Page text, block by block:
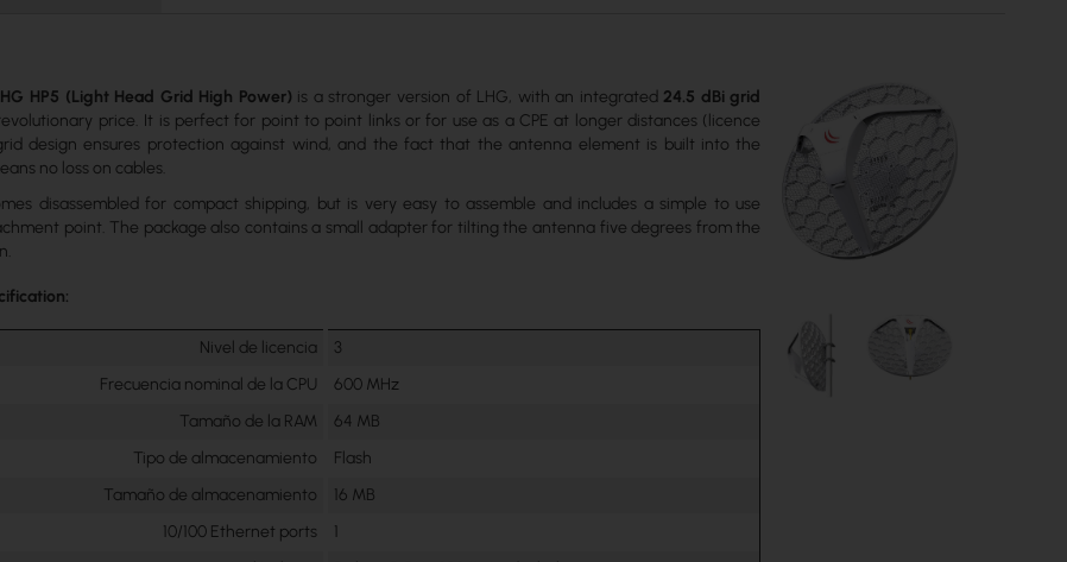
HP5 (Light Head Grid High Power) is a stronger version of LHG, with an integrated 24.5 dBi grid
price. It is perfect for point to point links or for use as a CPE at longer distances (licence
design ensures protection against wind, and the fact that the antenna element is built into the
no loss on cables.
disassembled for compact shipping, but is very easy to assemble and includes a simple to use
point. The package also contains a small adapter for tilting the antenna five degrees from the
Nivel de licencia
3
Frecuencia nominal de la CPU
600 MHz
Tamaño de la RAM
64 MB
Tipo de almacenamiento
Flash
Tamaño de almacenamiento
16 MB
10/100 Ethernet ports
1